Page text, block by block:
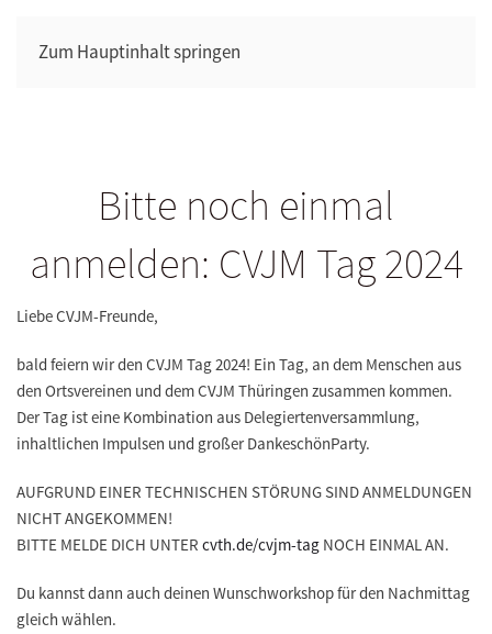
Zum Hauptinhalt springen
Bitte noch einmal
anmelden: CVJM Tag 2024
Liebe CVJM-Freunde,
bald feiern wir den CVJM Tag 2024! Ein Tag, an dem Menschen aus
den Ortsvereinen und dem CVJM Thüringen zusammen kommen.
Der Tag ist eine Kombination aus Delegiertenversammlung,
inhaltlichen Impulsen und großer DankeschönParty.
AUFGRUND EINER TECHNISCHEN STÖRUNG SIND ANMELDUNGEN
NICHT ANGEKOMMEN!
BITTE MELDE DICH UNTER cvth.de/cvjm-tag NOCH EINMAL AN.
Du kannst dann auch deinen Wunschworkshopfür den Nachmittag
gleich wählen.